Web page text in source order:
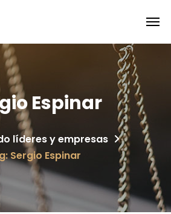
Espinar
líderes y empresas
Sergio Espinar